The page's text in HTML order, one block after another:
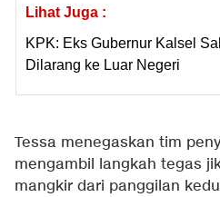
Lihat Juga :
KPK: Eks Gubernur Kalsel
Dilarang ke Luar Negeri
Tessa menegaskan tim
mengambil langkah tegas
mangkir dari panggilan